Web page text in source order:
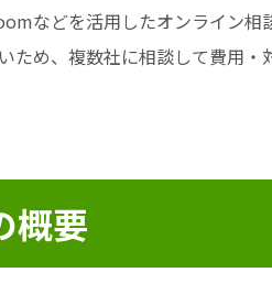
などを活用したオンライン
ため、複数社に相談して費用
概要